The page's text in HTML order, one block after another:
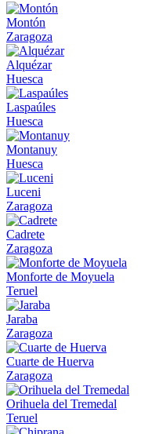
Montón
Zaragoza
Alquézar
Huesca
Laspaúles
Huesca
Montanuy
Huesca
Luceni
Zaragoza
Cadrete
Zaragoza
Monforte de Moyuela
Teruel
Jaraba
Zaragoza
Cuarte de Huerva
Zaragoza
Orihuela del Tremedal
Teruel